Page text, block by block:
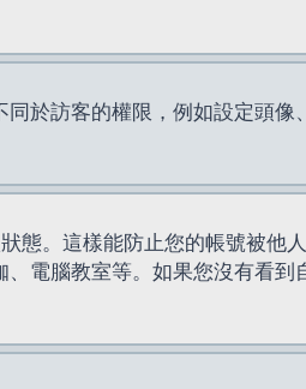
於訪客的權限，例如設定頭像
態。這樣能防止您的帳號被他
電腦教室等。如果您沒有看